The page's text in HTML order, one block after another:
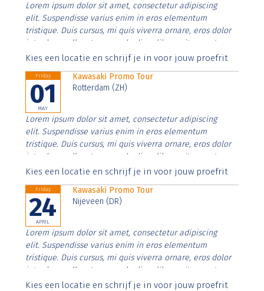
Lorem ipsum dolor sit amet, consectetur adipiscing
elit. Suspendisse varius enim in eros elementum
tristique. Duis cursus, mi quis viverra ornare, eros dolor
interdum nulla, ut commodo diam libero vitae erat.
Aenean faucibus nibh et justo cursus id rutrum lorem
Kies een locatie en schrijf je in voor jouw proefrit
Friday
01
MAY
Kawasaki Promo Tour
Rotterdam (ZH)
Lorem ipsum dolor sit amet, consectetur adipiscing
elit. Suspendisse varius enim in eros elementum
tristique. Duis cursus, mi quis viverra ornare, eros dolor
interdum nulla, ut commodo diam libero vitae erat.
Aenean faucibus nibh et justo cursus id rutrum lorem
Kies een locatie en schrijf je in voor jouw proefrit
Friday
24
APRIL
Kawasaki Promo Tour
Nijeveen (DR)
Lorem ipsum dolor sit amet, consectetur adipiscing
elit. Suspendisse varius enim in eros elementum
tristique. Duis cursus, mi quis viverra ornare, eros dolor
interdum nulla, ut commodo diam libero vitae erat.
Aenean faucibus nibh et justo cursus id rutrum lorem
Kies een locatie en schrijf je in voor jouw proefrit